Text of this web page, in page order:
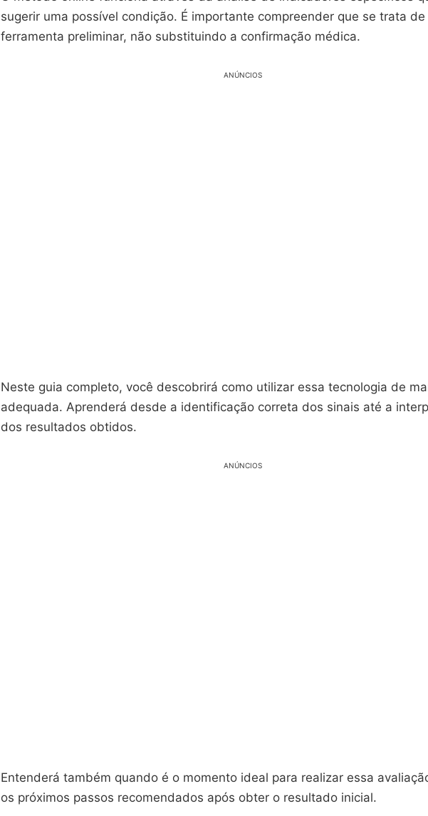
sugerir uma possível condição. É importante compreender que se trata de
ferramenta preliminar, não substituindo a confirmação médica.
ANÚNCIOS
Neste guia completo, você descobrirá como utilizar essa tecnologia de
adequada. Aprenderá desde a identificação correta dos sinais até a
dos resultados obtidos.
ANÚNCIOS
Entenderá também quando é o momento ideal para realizar essa
os próximos passos recomendados após obter o resultado inicial.